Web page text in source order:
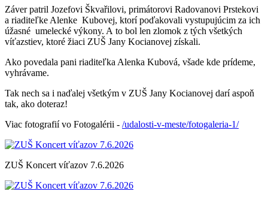
Záver patril Jozefovi Škvařilovi, primátorovi Radovanovi Prstekovi
a riaditeľke Alenke Kubovej, ktorí poďakovali vystupujúcim za ich
úžasné umelecké výkony. A to bol len zlomok z tých všetkých
víťazstiev, ktoré žiaci ZUŠ Jany Kocianovej získali.
Ako povedala pani riaditeľka Alenka Kubová, všade kde prídeme,
vyhrávame.
Tak nech sa i naďalej všetkým v ZUŠ Jany Kocianovej darí aspoň
tak, ako doteraz!
Viac fotografií vo Fotogalérii - /udalosti-v-meste/fotogaleria-1/
ZUŠ Koncert víťazov 7.6.2026